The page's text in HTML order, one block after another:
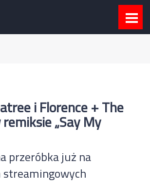
i Florence + The
„Say My
przeróbka już na